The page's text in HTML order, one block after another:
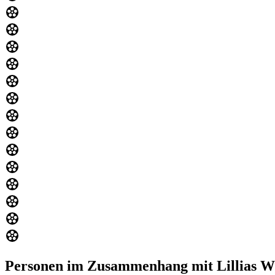
Personen im Zusammenhang mit Lillias